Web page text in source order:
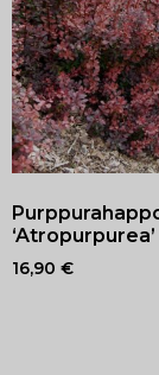
‘Atropurpurea’
16,90 €